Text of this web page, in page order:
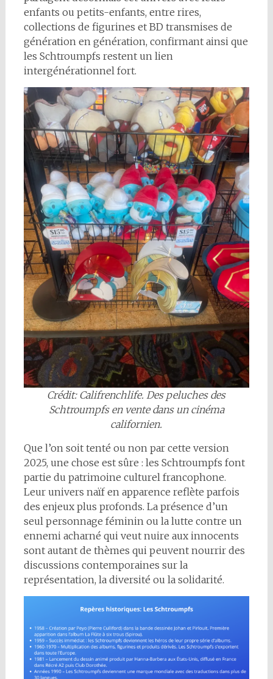
enfants ou petits-enfants, entre rires,
collections de figurines et BD transmises de
génération en génération, confirmant ainsi que
les Schtroumpfs restent un lien
intergénérationnel fort.
Crédit: Califrenchlife. Des peluches des
Schtroumpfs en vente dans un cinéma
californien.
Que l’on soit tenté ou non par cette version
2025, une chose est sûre : les Schtroumpfs font
partie du patrimoine culturel francophone.
Leur univers naïf en apparence reflète parfois
des enjeux plus profonds. La présence d’un
seul personnage féminin ou la lutte contre un
ennemi acharné qui veut nuire aux innocents
sont autant de thèmes qui peuvent nourrir des
discussions contemporaines sur la
représentation, la diversité ou la solidarité.